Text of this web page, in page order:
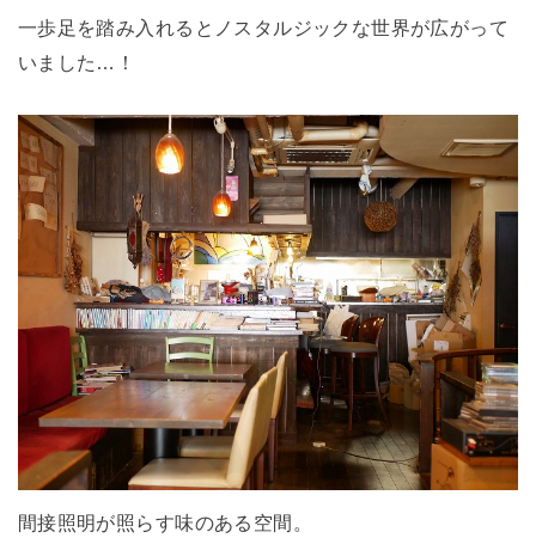
一歩足を踏み入れるとノスタルジックな世界が広がって
いました…！
間接照明が照らす味のある空間。